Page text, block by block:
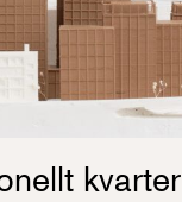
kvarter